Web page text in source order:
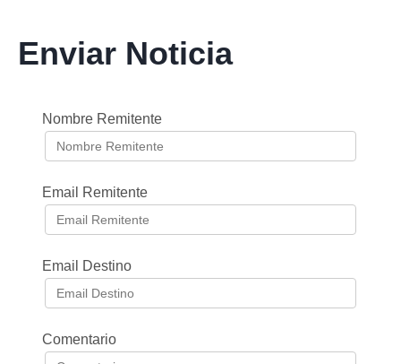
Enviar Noticia
Nombre Remitente
Email Remitente
Email Destino
Comentario